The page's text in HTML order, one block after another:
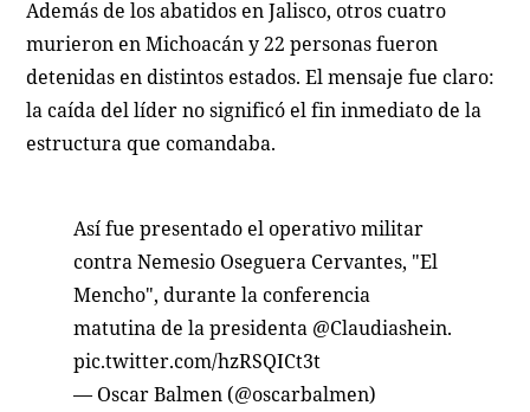
Además de los abatidos en Jalisco, otros cuatro
murieron en Michoacán y 22 personas fueron
detenidas en distintos estados. El mensaje fue claro:
la caída del líder no significó el fin inmediato de la
estructura que comandaba.
Así fue presentado el operativo militar
contra Nemesio Oseguera Cervantes, "El
Mencho", durante la conferencia
matutina de la presidenta @Claudiashein.
pic.twitter.com/hzRSQICt3t
— Oscar Balmen (@oscarbalmen)